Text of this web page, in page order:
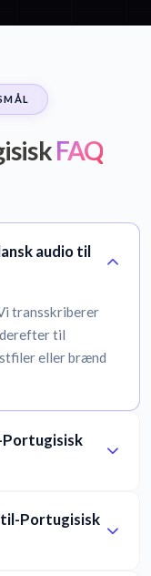
FAQ
audio til
transskriberer
til
eller brænd
Portugisisk